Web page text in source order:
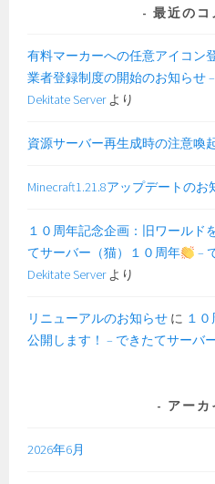
最近のコ
有料マーカーへの任意アイコン
業者登録制度の開始のお知らせ
Dekitate Serverより
資源サーバー再生成時の注意喚
Minecraft1.21.8アップデートのお
１０周年記念企画：旧ワールド
てサーバー（猫）１０周年
–
Dekitate Serverより
リニューアルのお知らせ に １
公開します！ – できたてサーバ
アーカ
2026年6月